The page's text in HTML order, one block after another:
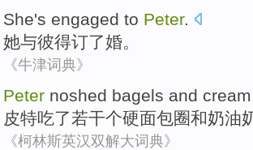
She's engaged to Peter.
她与彼得订了婚。
《牛津词典》
Peter noshed bagels and cream
皮特吃了若干个硬面包圈和奶油
《柯林斯英汉双解大词典》